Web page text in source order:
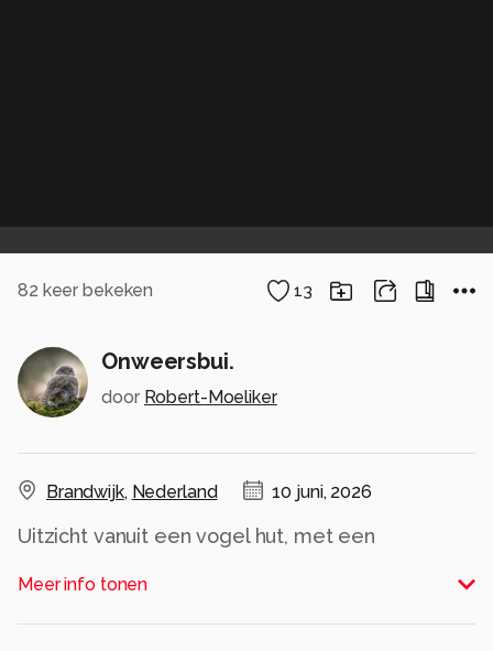
82 keer bekeken 13
Onweersbui.
door Robert-Moeliker
Brandwijk, Nederland 10 juni, 2026
Uitzicht vanuit een vogel hut, met een
Meer info tonen